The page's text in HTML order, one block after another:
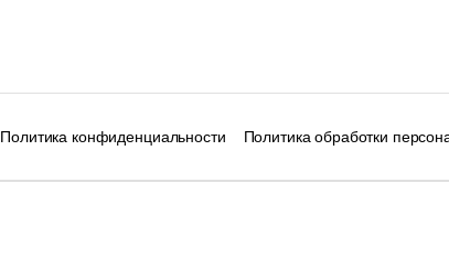
Политика конфиденциальности Политика обработки